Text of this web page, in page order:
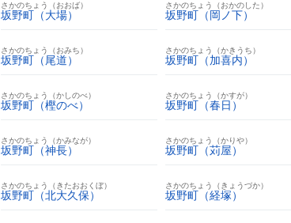
さかのちょう（おおば）
坂野町（大場）
さかのちょう（おかのした）
坂野町（岡ノ下）
さかのちょう（おみち）
坂野町（尾道）
さかのちょう（かきうち）
坂野町（加喜内）
さかのちょう（かしのべ）
坂野町（樫のべ）
さかのちょう（かすが）
坂野町（春日）
さかのちょう（かみなが）
坂野町（神長）
さかのちょう（かりや）
坂野町（苅屋）
さかのちょう（きたおおくぼ）
坂野町（北大久保）
さかのちょう（きょうづか）
坂野町（経塚）